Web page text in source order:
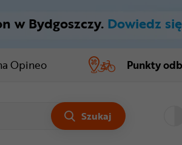
w Bydgoszczy. Dowiedz
Opineo Punkty
Szukaj